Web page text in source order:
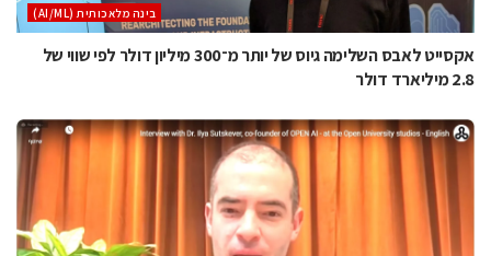
בינה מלאכותית (AI/ML)
אקסייט לאבס השלימה גיוס של יותר מ־300 מיליון דולר לפי שווי של
2.8 מיליארד דולר